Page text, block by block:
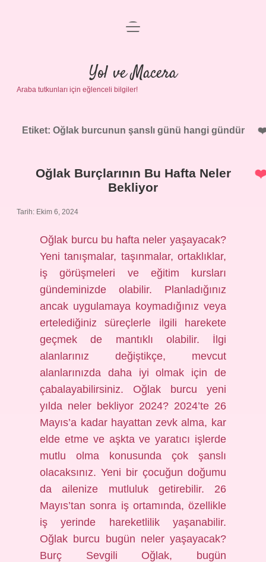
Anasayfa
Gizlilik Politikası
Yasal Uyarı
menüyü
Yol ve Macera
Araba tutkunları için eğlenceli bilgiler!
Etiket: Oğlak burcunun şanslı günü hangi gündür
Oğlak Burçlarının Bu Hafta Neler
Bekliyor
Tarih: Ekim 6, 2024
Oğlak burcu bu hafta neler yaşayacak?
Yeni tanışmalar, taşınmalar, ortaklıklar,
iş görüşmeleri ve eğitim kursları
gündeminizde olabilir. Planladığınız
ancak uygulamaya koymadığınız veya
ertelediğiniz süreçlerle ilgili harekete
geçmek de mantıklı olabilir. İlgi
alanlarınız değiştikçe, mevcut
alanlarınızda daha iyi olmak için de
çabalayabilirsiniz. Oğlak burcu yeni
yılda neler bekliyor 2024? 2024’te 26
Mayıs’a kadar hayattan zevk alma, kar
elde etme ve aşkta ve yaratıcı işlerde
mutlu olma konusunda çok şanslı
olacaksınız. Yeni bir çocuğun doğumu
da ailenize mutluluk getirebilir. 26
Mayıs’tan sonra iş ortamında, özellikle
iş yerinde hareketlilik yaşanabilir.
Oğlak burcu bugün neler yaşayacak?
Burç Sevgili Oğlak, bugün